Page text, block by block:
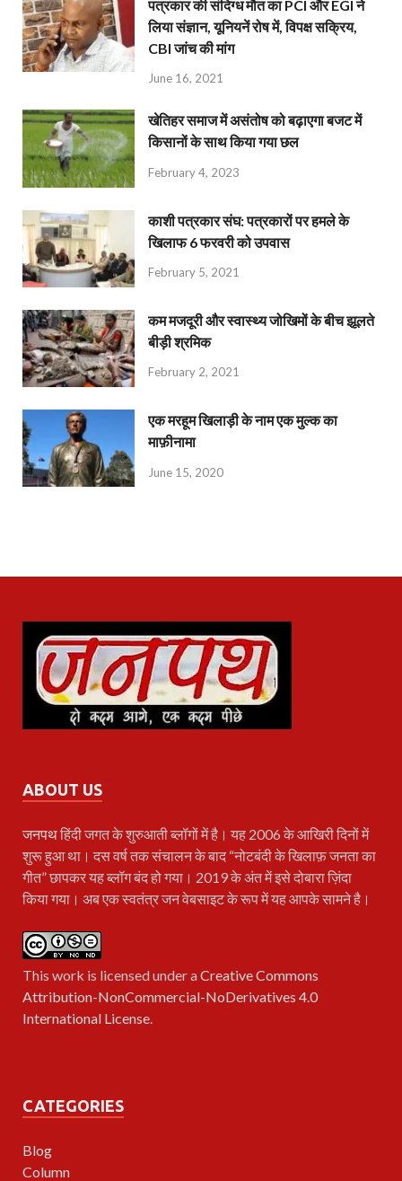
पत्रकार की संदिग्ध मौत का PCI और EGI ने
लिया संज्ञान, यूनियनें रोष में, विपक्ष सक्रिय,
CBI जांच की मांग
June 16, 2021
खेतिहर समाज में असंतोष को बढ़ाएगा बजट में
किसानों के साथ किया गया छल
February 4, 2023
काशी पत्रकार संघ: पत्रकारों पर हमले के
खिलाफ 6 फरवरी को उपवास
February 5, 2021
कम मजदूरी और स्वास्थ्य जोखिमों के बीच झूलते
बीड़ी श्रमिक
February 2, 2021
एक मरहूम खिलाड़ी के नाम एक मुल्क का
माफ़ीनामा
June 15, 2020
ABOUT US
जनपथहिंदी जगत के शुरुआती ब्लॉगों में है। यह 2006 के आखिरी दिनों में
शुरू हुआ था। दस वर्ष तक संचालन के बाद “नोटबंदी के खिलाफ़ जनता का
गीत” छापकर यह ब्लॉग बंद हो गया। 2019 के अंत में इसे दोबारा ज़िंदा
किया गया। अब एक स्वतंत्र जन वेबसाइट के रूप में यह आपके सामने है।
This work is licensed under aCreative Commons
Attribution-NonCommercial-NoDerivatives 4.0
International License.
CATEGORIES
Blog
Column